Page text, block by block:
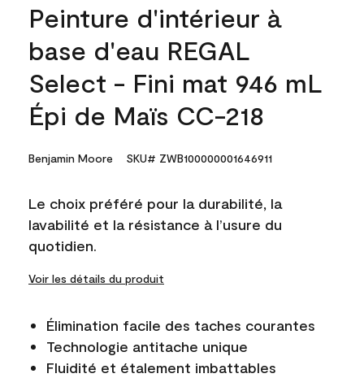
Peinture d'intérieur à
base d'eau REGAL
Select - Fini mat 946 mL
Épi de Maïs CC-218
Benjamin Moore SKU# ZWB100000001646911
Le choix préféré pour la durabilité, la
lavabilité et la résistance à l’usure du
quotidien.
Voir les détails du produit
Élimination facile des taches courantes
Technologie antitache unique
Fluidité et étalement imbattables